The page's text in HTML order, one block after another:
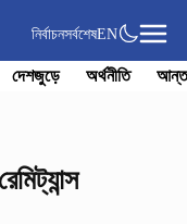
নির্বাচনসর্বশেষEN
দেশজুড়ে অর্থনীতি